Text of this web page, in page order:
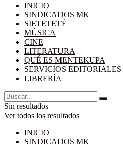
INICIO
SINDICADOS MK
SIETETETÉ
MÚSICA
CINE
LITERATURA
QUÉ ES MENTEKUPA
SERVICIOS EDITORIALES
LIBRERÍA
Sin resultados
Ver todos los resultados
INICIO
SINDICADOS MK